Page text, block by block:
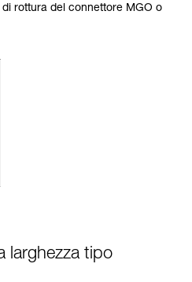
rottura del connettore MGO o
larghezza tipo